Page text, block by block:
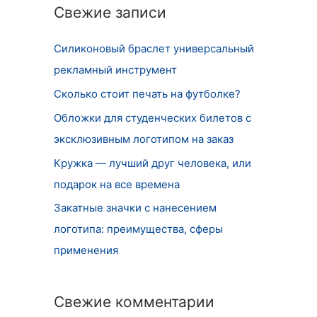
т
:
Свежие записи
Силиконовый браслет универсальный
рекламный инструмент
Сколько стоит печать на футболке?
Обложки для студенческих билетов с
эксклюзивным логотипом на заказ
Кружка — лучший друг человека, или
подарок на все времена
Закатные значки с нанесением
логотипа: преимущества, сферы
применения
Свежие комментарии